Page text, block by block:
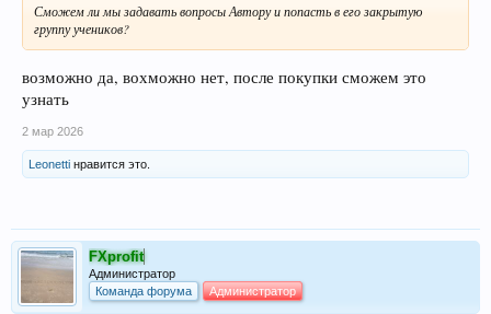
Сможем ли мы задавать вопросы Автору и попасть в его закрытую
группу учеников?
возможно да, вохможно нет, после покупки сможем это
узнать
2 мар 2026
Leonetti нравится это.
FXprofit
Администратор
Команда форума
Администратор